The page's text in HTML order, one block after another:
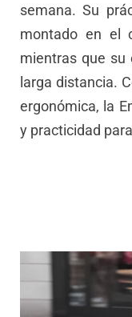
semana. Su
montado en el
mientras que su
larga distancia.
ergonómica, la
y practicidad